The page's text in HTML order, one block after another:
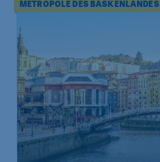
METROPOLE DES BASKENLANDES
Spanien
Bilbao